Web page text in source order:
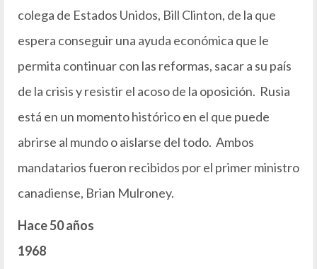
colega de Estados Unidos, Bill Clinton, de la que
espera conseguir una ayuda económica que le
permita continuar con las reformas, sacar a su país
de la crisis y resistir el acoso de la oposición. Rusia
está en un momento histórico en el que puede
abrirse al mundo o aislarse del todo. Ambos
mandatarios fueron recibidos por el primer ministro
canadiense, Brian Mulroney.
Hace 50 años
1968